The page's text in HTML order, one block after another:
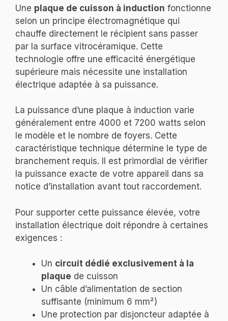
Une plaque de cuisson à induction fonctionne
selon un principe électromagnétique qui
chauffe directement le récipient sans passer
par la surface vitrocéramique. Cette
technologie offre une efficacité énergétique
supérieure mais nécessite une installation
électrique adaptée à sa puissance.
La puissance d’une plaque à induction varie
généralement entre 4000 et 7200 watts selon
le modèle et le nombre de foyers. Cette
caractéristique technique détermine le type de
branchement requis. Il est primordial de vérifier
la puissance exacte de votre appareil dans sa
notice d’installation avant tout raccordement.
Pour supporter cette puissance élevée, votre
installation électrique doit répondre à certaines
exigences :
Un circuit dédié exclusivement à la
plaque de cuisson
Un câble d’alimentation de section
suffisante (minimum 6 mm²)
Une protection par disjoncteur adaptée à